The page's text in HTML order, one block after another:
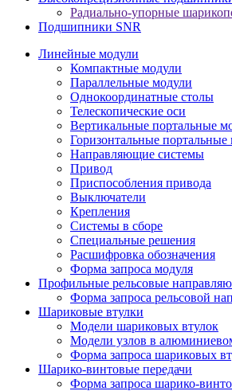
Радиально-упорные
Подшипники SNR
Линейные модули
Компактные модули
Параллельные модули
Однокоординатные столы
Телескопические оси
Вертикальные портальные
Горизонтальные портальные
Направляющие системы
Привод
Приспособления привода
Выключатели
Крепления
Системы в сборе
Специальные решения
Расшифровка обозначения
Форма запроса модуля
Профильные рельсовые
Форма запроса рельсовой
Шариковые втулки
Модели шариковых втулок
Модели узлов в
Форма запроса шариковых
Шарико-винтовые передачи
Форма запроса шарико-